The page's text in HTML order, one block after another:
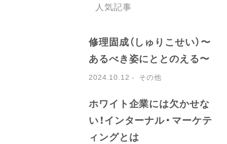
人気記事
修理固成（しゅりこせい）〜
あるべき姿にととのえる〜
2024.10.12 その他
ホワイト企業には欠かせな
い！インターナル・マーケテ
ィングとは